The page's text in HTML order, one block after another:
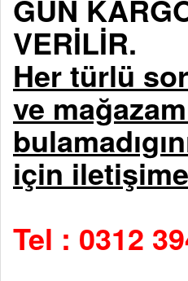
GÜN
VERİLİR.
Her türlü
ve
için
Tel : 0312